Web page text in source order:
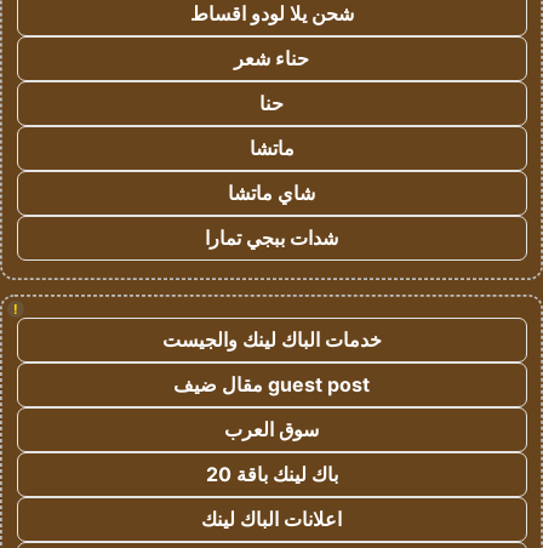
شحن يلا لودو اقساط
حناء شعر
حنا
ماتشا
شاي ماتشا
شدات ببجي تمارا
!
خدمات الباك لينك والجيست
guest post مقال ضيف
سوق العرب
باك لينك باقة 20
اعلانات الباك لينك